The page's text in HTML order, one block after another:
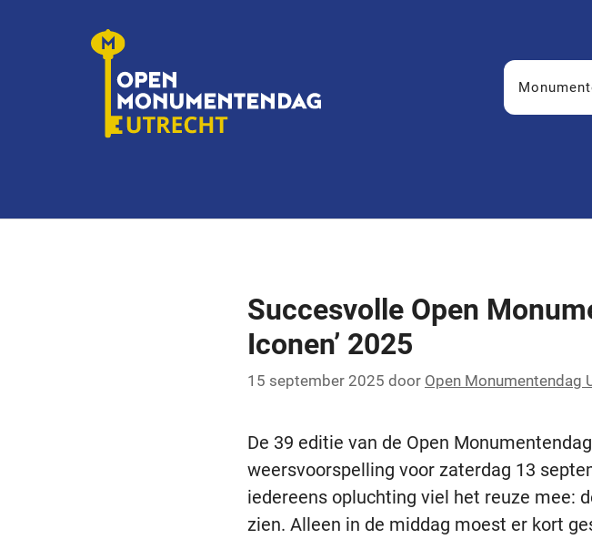
Succesvolle Open
Iconen’ 2025
15 september 2025 door Open Monumentendag
De 39 editie van de Open
weersvoorspelling voor zaterdag 13
iedereens opluchting viel het reuze mee:
zien. Alleen in de middag moest er kort